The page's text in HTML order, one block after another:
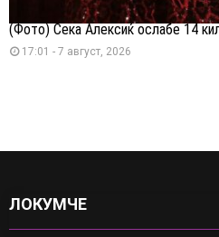
(Фото) Сека Алексиќ ослабе 14
17:01 - 7 август, 2026
ЛОКУМЧЕ